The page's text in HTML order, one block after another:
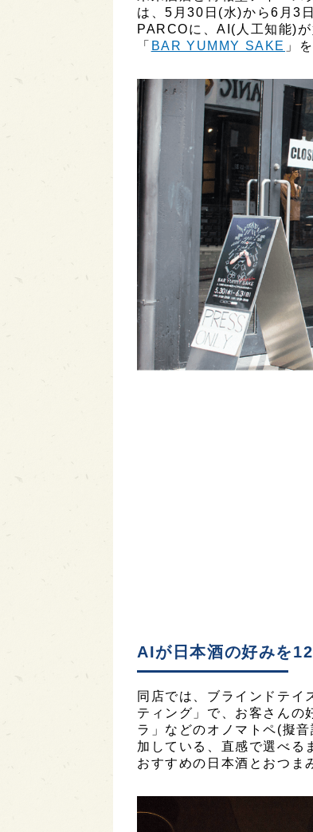
は、5月30日(水)から6月3
PARCOに、AI(人工知能)
「 BAR YUMMY SAKE 」
AIが日本酒の好みを
同店では、ブラインドテイ
ティング」で、お客さんの
ラ」などのオノマトペ(擬
加している、直感で選べる
おすすめの日本酒とおつま